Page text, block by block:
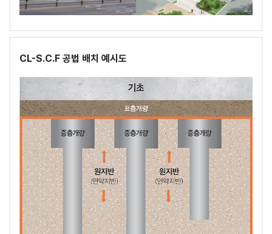
CL-S.C.F 공법 배치 예시도